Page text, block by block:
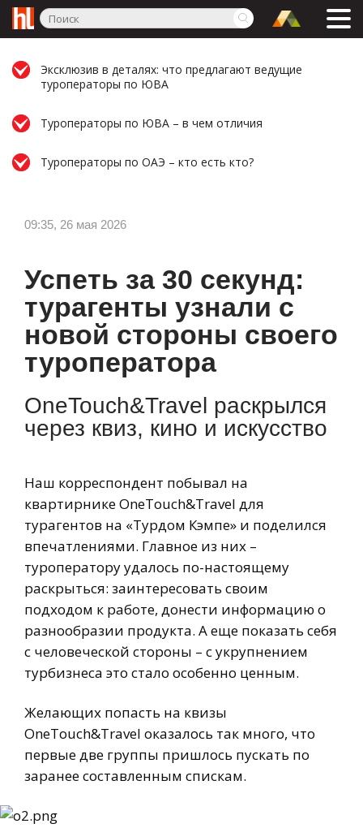
Эксклюзив в деталях: что предлагают ведущие
туроператоры по ЮВА
Туроператоры по ЮВА – в чем отличия
Туроператоры по ОАЭ – кто есть кто?
09:35, 26 мая 2026
Успеть за 30 секунд:
турагенты узнали с
новой стороны своего
туроператора
OneTouch&Travel раскрылся
через квиз, кино и искусство
Наш корреспондент побывал на
квартирнике OneTouch&Travel для
турагентов на «Турдом Кэмпе» и поделился
впечатлениями. Главное из них –
туроператору удалось по-настоящему
раскрыться: заинтересовать своим
подходом к работе, донести информацию о
разнообразии продукта. А еще показать себя
с человеческой стороны – с укрупнением
турбизнеса это стало особенно ценным.
Желающих попасть на квизы
OneTouch&Travel оказалось так много, что
первые две группы пришлось пускать по
заранее составленным спискам.